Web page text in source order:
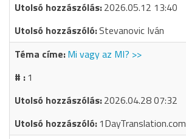
2026.05.12 13:40
Stevanovic Iván
Mi vagy az MI? >>
1
2026.04.28 07:32
1DayTranslation.com